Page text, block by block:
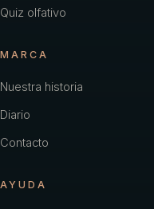
Quiz olfativo
MARCA
Nuestra historia
Diario
Contacto
AYUDA